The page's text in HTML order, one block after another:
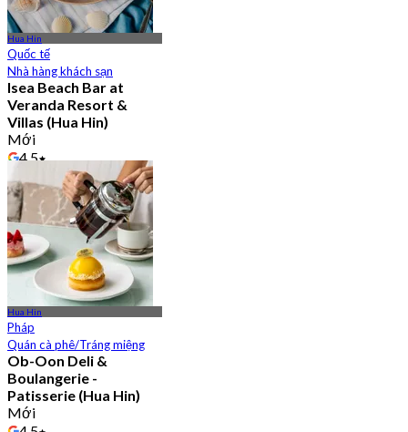
Hua Hin
Quốc tế
Nhà hàng khách sạn
Isea Beach Bar at
Veranda Resort &
Villas (Hua Hin)
Mới
4.5
฿ 837.5
Hua Hin
Pháp
Quán cà phê/Tráng miệng
Ob-Oon Deli &
Boulangerie -
Patisserie (Hua Hin)
Mới